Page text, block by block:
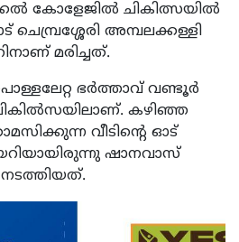
കോളേജില്‍ ചികിത്സയില്‍
ചെമ്പ്രശ്ശേരി അമ്പലക്കള്ളി
മരിച്ചത്.
ഭര്‍ത്താവ് വണ്ടൂര്‍
കഴിഞ്ഞ
വീടിന്റെ ഓട്
ഷാനവാസ്